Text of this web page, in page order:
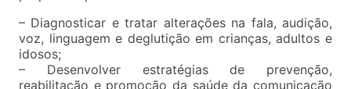
– Diagnosticar e tratar alterações na fala, audição,
voz, linguagem e deglutição em crianças, adultos e
idosos;
– Desenvolver estratégias de prevenção,
reabilitação e promoção da saúde da comunicação